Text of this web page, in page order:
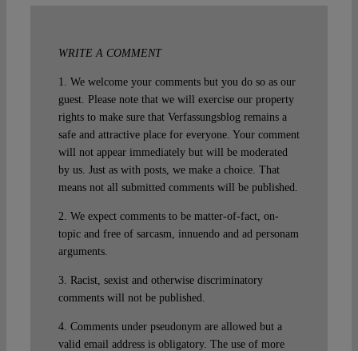
WRITE A COMMENT
1. We welcome your comments but you do so as our
guest. Please note that we will exercise our property
rights to make sure that Verfassungsblog remains a
safe and attractive place for everyone. Your comment
will not appear immediately but will be moderated
by us. Just as with posts, we make a choice. That
means not all submitted comments will be published.
2. We expect comments to be matter-of-fact, on-
topic and free of sarcasm, innuendo and ad personam
arguments.
3. Racist, sexist and otherwise discriminatory
comments will not be published.
4. Comments under pseudonym are allowed but a
valid email address is obligatory. The use of more